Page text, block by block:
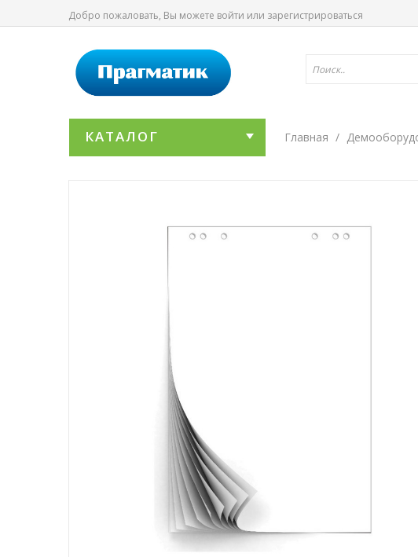
Добро пожаловать, Вы можете войти или зарегистрироваться
КАТАЛОГ Главная